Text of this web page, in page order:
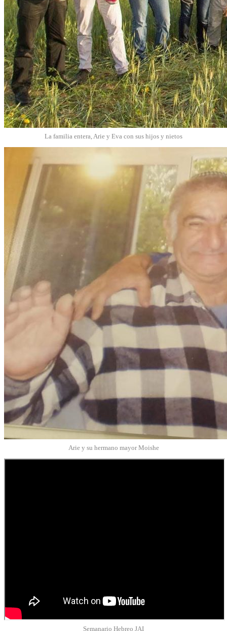
La familia entera, Arie y Eva con sus hijos y nietos
Arie y su hermano mayor Moishe
Semanario Hebreo JAI